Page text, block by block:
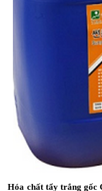
Hóa chất tẩy trắng gốc